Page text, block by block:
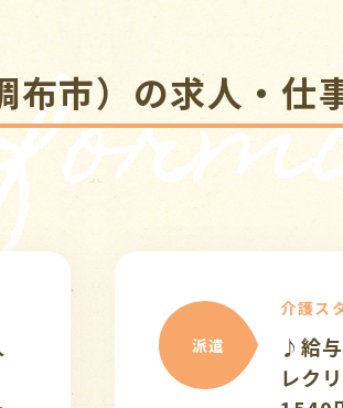
布市）の求人・仕
り♪デイサービス≪
験者大歓迎〇時給